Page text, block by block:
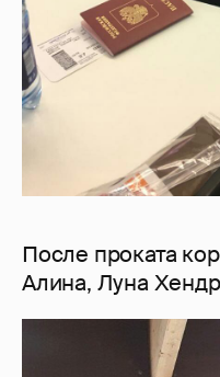
После проката
Алина, Луна